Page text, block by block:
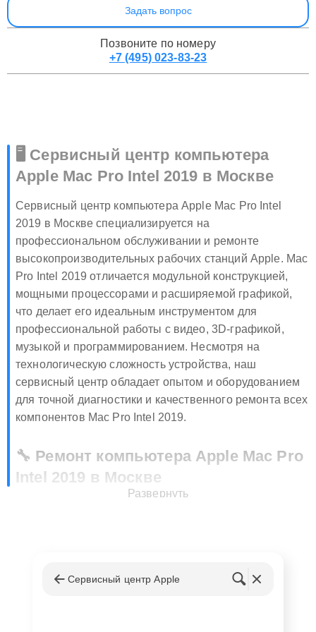
Задать вопрос
Позвоните по номеру
+7 (495) 023-83-23
🖥️ Сервисный центр компьютера
Apple Mac Pro Intel 2019 в Москве
Сервисный центр компьютера Apple Mac Pro Intel
2019 в Москве специализируется на
профессиональном обслуживании и ремонте
высокопроизводительных рабочих станций Apple. Mac
Pro Intel 2019 отличается модульной конструкцией,
мощными процессорами и расширяемой графикой,
что делает его идеальным инструментом для
профессиональной работы с видео, 3D-графикой,
музыкой и программированием. Несмотря на
технологическую сложность устройства, наш
сервисный центр обладает опытом и оборудованием
для точной диагностики и качественного ремонта всех
компонентов Mac Pro Intel 2019.
🔧 Ремонт компьютера Apple Mac Pro
Intel 2019 в Москве
Развернуть
Сервисный центр Apple